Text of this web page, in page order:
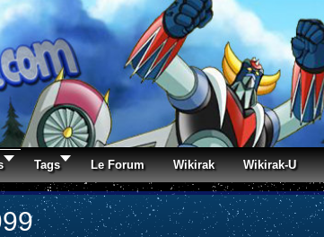
Tags Le Forum Wikirak Wikirak-U